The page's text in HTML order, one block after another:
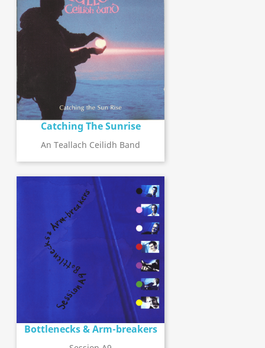
Catching The Sunrise
An Teallach Ceilidh Band
Bottlenecks & Arm-breakers